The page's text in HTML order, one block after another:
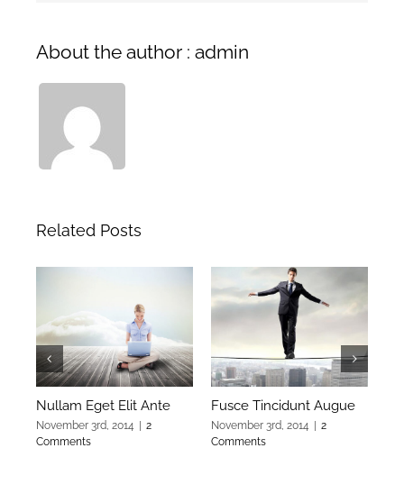
About the author : admin
Related Posts
Nullam Eget Elit Ante
November 3rd, 2014 | 2
Comments
Fusce Tincidunt Augue
November 3rd, 2014 | 2
Comments